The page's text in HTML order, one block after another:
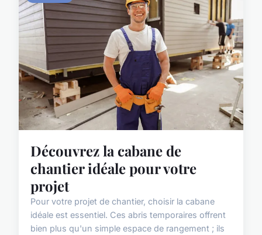
Découvrez la cabane de
chantier idéale pour votre
projet
Pour votre projet de chantier, choisir la cabane
idéale est essentiel. Ces abris temporaires offrent
bien plus qu'un simple espace de rangement ; ils